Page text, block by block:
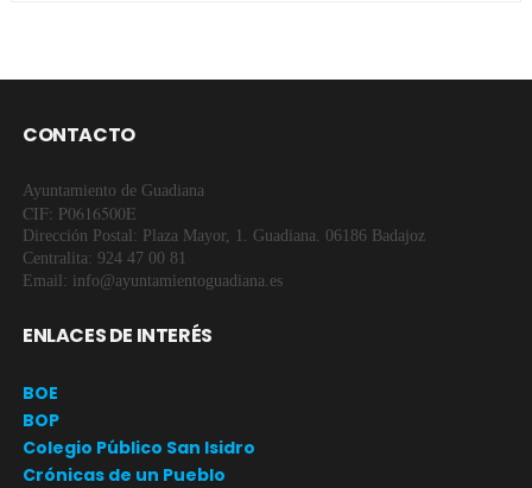
CONTACTO
Ayuntamiento de Guadiana
CIF: P0616500E
Dirección Postal: Plaza Mayor, 1. Guadiana. 06186 Badajoz
Centralita: 924 47 00 81
Email: info@ayuntamientoguadiana.es
ENLACES DE INTERÉS
BOE
BOP
Colegio Público San Isidro
Crónicas de un Pueblo